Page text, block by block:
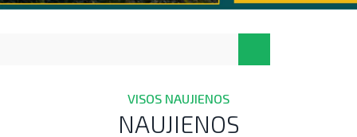
NAUJIENOS
VISOS NAUJIENOS